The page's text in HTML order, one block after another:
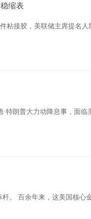
缩表
粘接胶，美联储主席提名
朗普大力动降息事，面
百余年来，这美国核心